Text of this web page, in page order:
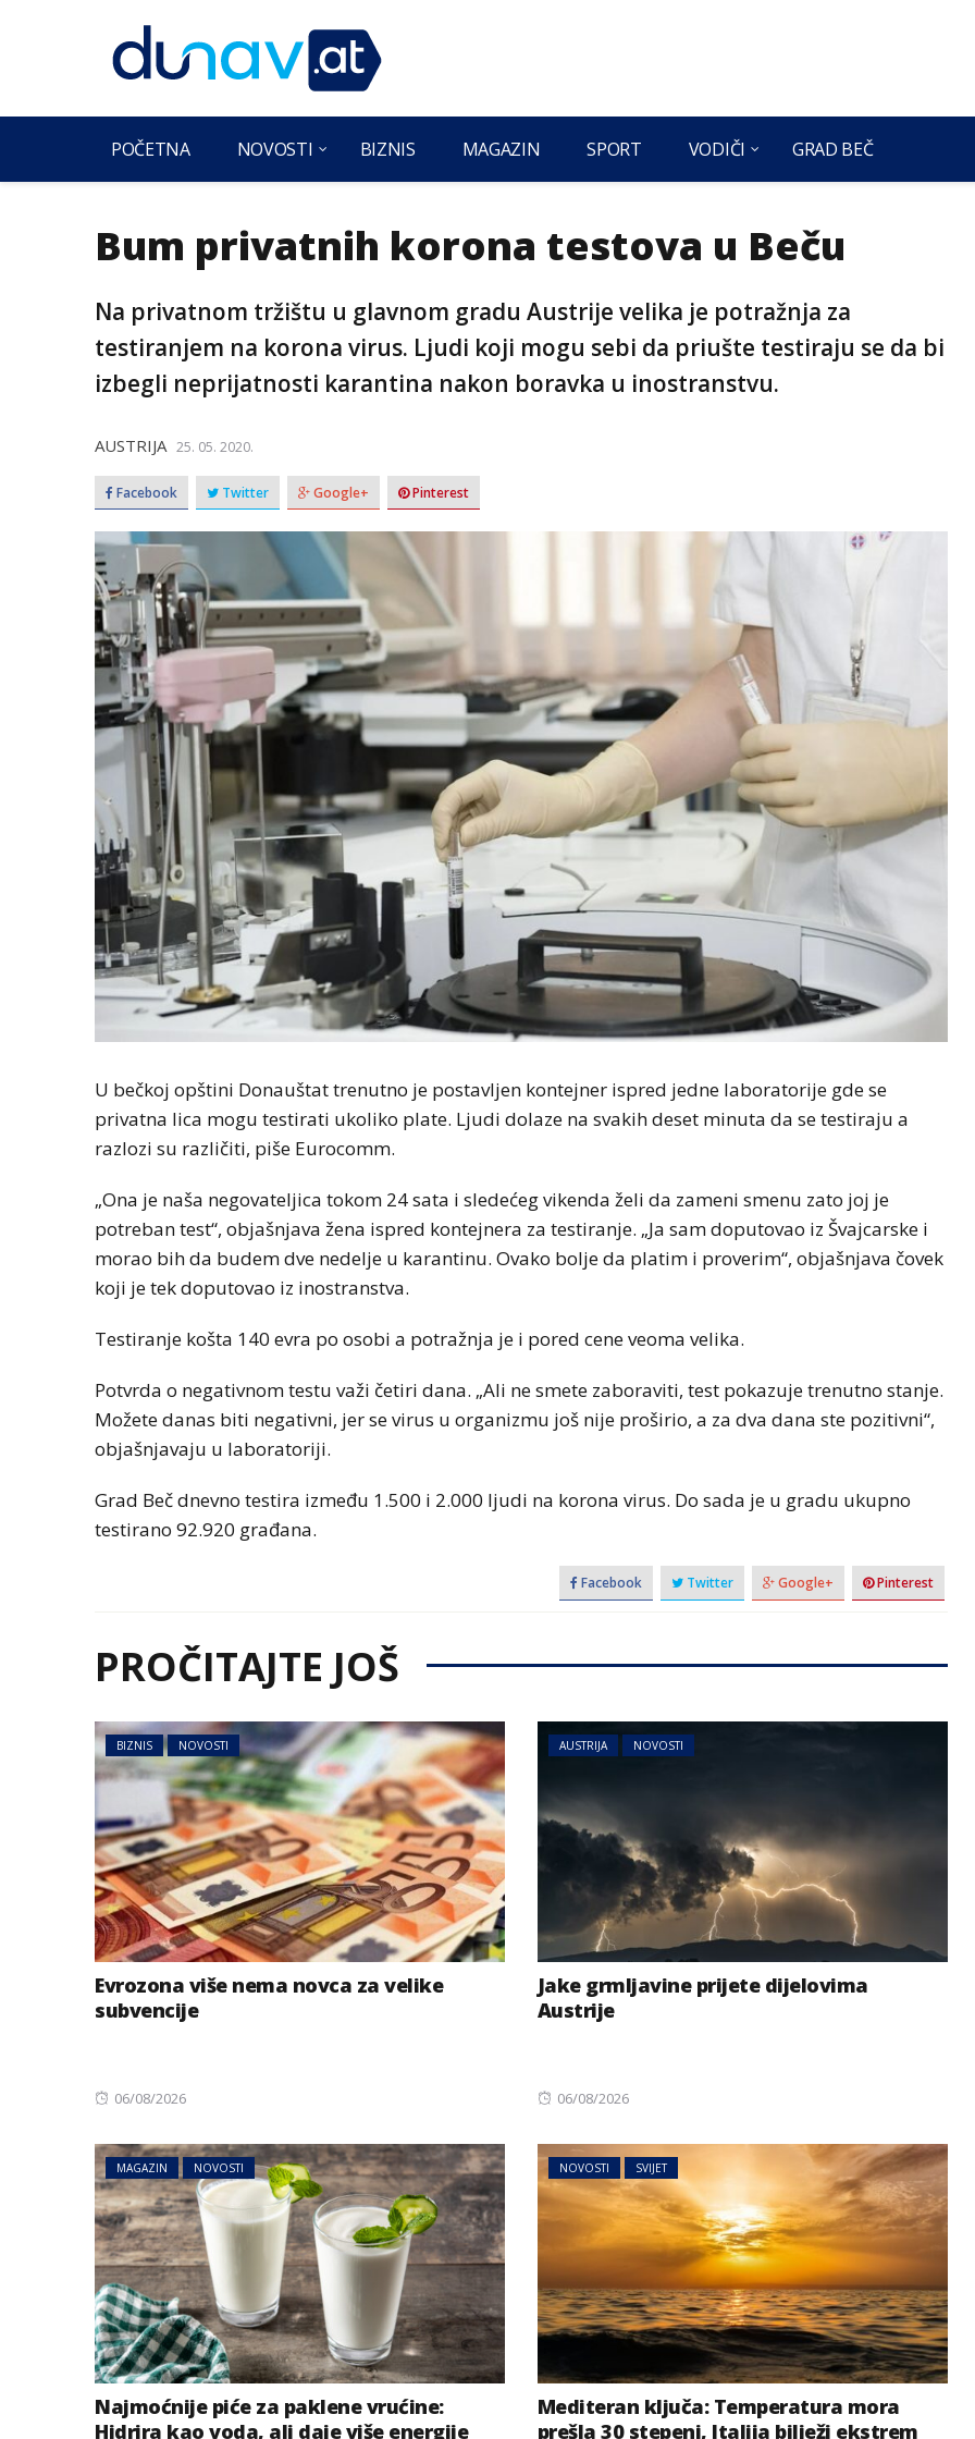
POČETNA NOVOSTI BIZNIS MAGAZIN SPORT VODIČI GRAD BEČ
Bum privatnih korona testova u Beču
Na privatnom tržištu u glavnom gradu Austrije velika je potražnja za
testiranjem na korona virus. Ljudi koji mogu sebi da priušte testiraju se da bi
izbegli neprijatnosti karantina nakon boravka u inostranstvu.
AUSTRIJA 25. 05. 2020.
Facebook Twitter Google+ Pinterest
U bečkoj opštini Donauštat trenutno je postavljen kontejner ispred jedne laboratorije gde se
privatna lica mogu testirati ukoliko plate. Ljudi dolaze na svakih deset minuta da se testiraju a
razlozi su različiti, piše Eurocomm.
„Ona je naša negovateljica tokom 24 sata i sledećeg vikenda želi da zameni smenu zato joj je
potreban test“, objašnjava žena ispred kontejnera za testiranje. „Ja sam doputovao iz Švajcarske i
morao bih da budem dve nedelje u karantinu. Ovako bolje da platim i proverim“, objašnjava čovek
koji je tek doputovao iz inostranstva.
Testiranje košta 140 evra po osobi a potražnja je i pored cene veoma velika.
Potvrda o negativnom testu važi četiri dana. „Ali ne smete zaboraviti, test pokazuje trenutno stanje.
Možete danas biti negativni, jer se virus u organizmu još nije proširio, a za dva dana ste pozitivni“,
objašnjavaju u laboratoriji.
Grad Beč dnevno testira između 1.500 i 2.000 ljudi na korona virus. Do sada je u gradu ukupno
testirano 92.920 građana.
Facebook Twitter Google+ Pinterest
PROČITAJTE JOŠ
BIZNIS NOVOSTI
Evrozona više nema novca za velike
subvencije
Posted
06/08/2026
AUSTRIJA NOVOSTI
Jake grmljavine prijete dijelovima
Austrije
Posted
06/08/2026
MAGAZIN NOVOSTI
Najmoćnije piće za paklene vrućine:
Hidrira kao voda, ali daje više energije
NOVOSTI SVIJET
Mediteran ključa: Temperatura mora
prešla 30 stepeni, Italija bilježi ekstrem